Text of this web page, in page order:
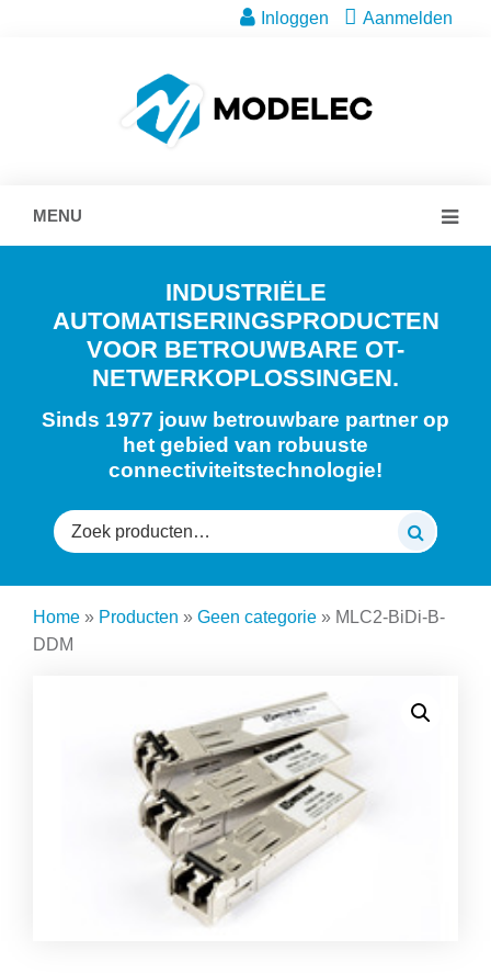
Inloggen Aanmelden
MENU
INDUSTRIËLE
AUTOMATISERINGSPRODUCTEN
VOOR BETROUWBARE OT-
NETWERKOPLOSSINGEN.
Sinds 1977 jouw betrouwbare partner op
het gebied van robuuste
connectiviteitstechnologie!
Zoeken
naar:
Home » Producten » Geen categorie » MLC2-BiDi-B-
DDM